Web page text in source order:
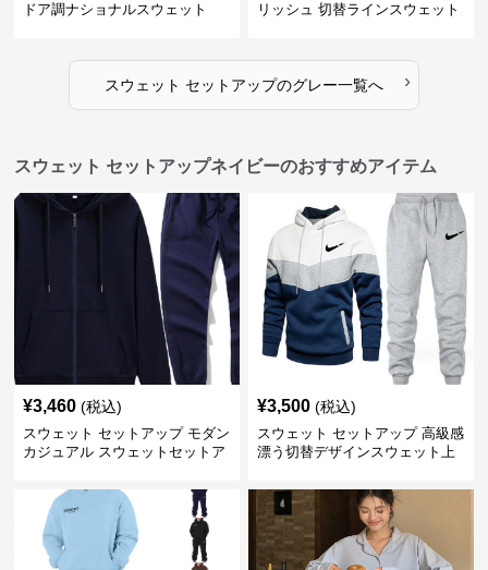
ドア調ナショナルスウェット
リッシュ 切替ラインスウェット
スウェット セットアップのグレー一覧へ ›
スウェット セットアップネイビーのおすすめアイテム
¥3,460 (税込)
スウェット セットアップ モダン
カジュアル スウェットセットア
¥3,500 (税込)
スウェット セットアップ 高級感
漂う切替デザインスウェット上